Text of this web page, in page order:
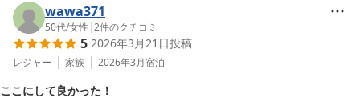
寄せ頂き心より感謝申し上げます。
お客様に山田屋の味をご堪能頂き、またサービスにつきましても高
評価を賜り身に余る光栄でございます。当館は設備等華美ではござ
いませんので、お食事を愉しんで頂ける様にソフト面を充実させる
今回ご宿泊いただいた客室【磯笛】は、窓の外に日本海の雄大な景
wawa371
50代/女性 |2件のクチコミ
5 2026年3月21日投稿
レジャー 家族 2026年3月宿泊
ここにして良かった！